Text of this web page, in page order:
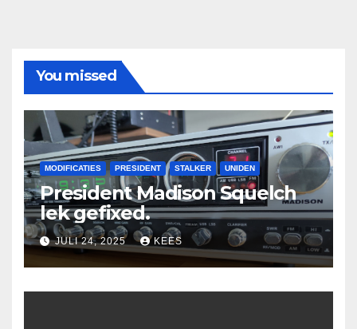
You missed
MODIFICATIES PRESIDENT STALKER UNIDEN
President Madison Squelch
lek gefixed.
JULI 24, 2025 KEES